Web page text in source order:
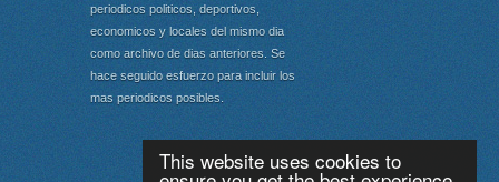
This website uses cookies to
periodicos politicos, deportivos,
economicos y locales del mismo dia
como archivo de dias anteriores. Se
hace seguido esfuerzo para incluir los
mas periodicos posibles.